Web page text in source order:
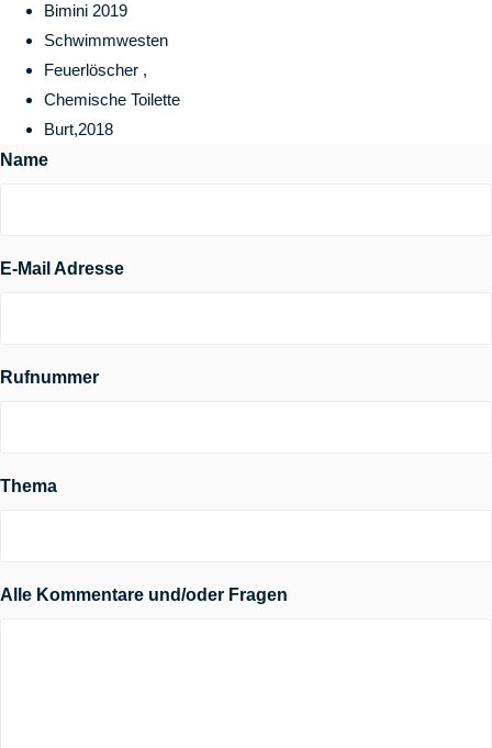
Bimini 2019
Schwimmwesten
Feuerlöscher ,
Chemische Toilette
Burt,2018
Name
E-Mail Adresse
Rufnummer
Thema
Alle Kommentare und/oder Fragen